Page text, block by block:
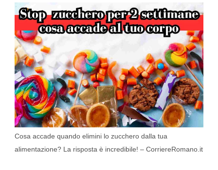
Cosa accade quando elimini lo zucchero dalla tua
alimentazione? La risposta è incredibile! – CorriereRomano.it